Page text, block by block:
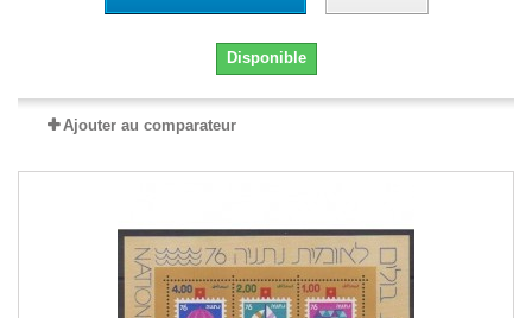
Disponible
Ajouter au comparateur